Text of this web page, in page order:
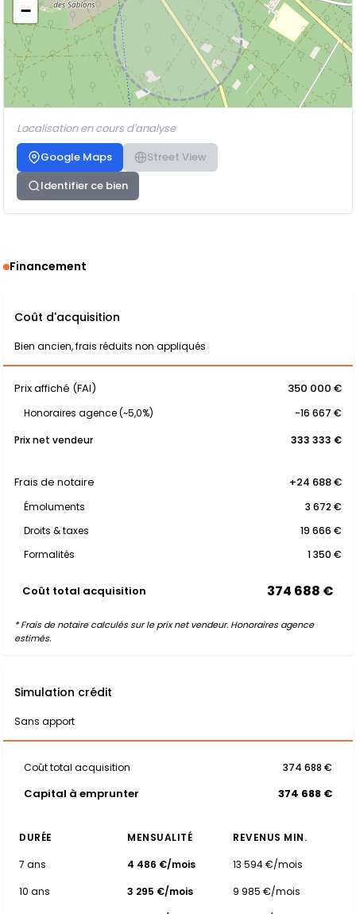
−
Localisation en cours d'analyse
Google Maps
Street View
Identifier ce bien
Financement
Coût d'acquisition
Bien ancien, frais réduits non appliqués
Prix affiché (FAI) 350 000 €
Honoraires agence (~5,0%)
-16 667 €
Prix net vendeur
333 333 €
Frais de notaire +24 688 €
Émoluments
3 672 €
Droits & taxes
19 666 €
Formalités
1 350 €
Coût total acquisition 374 688 €
* Frais de notaire calculés sur le prix net vendeur. Honoraires agence
estimés.
Simulation crédit
Sans apport
Coût total acquisition 374 688 €
Capital à emprunter 374 688 €
DURÉE MENSUALITÉ
REVENUS MIN.
7 ans
4 486 €/mois
13 594 €/mois
10 ans
3 295 €/mois
9 985 €/mois